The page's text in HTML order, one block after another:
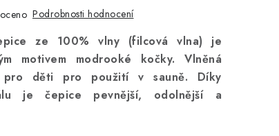
Podrobnosti hodnocení
ze 100% vlny (filcová vlna) je
motivem modrooké kočky. Vlněná
děti pro použití v sauně. Díky
je čepice pevnější, odolnější a